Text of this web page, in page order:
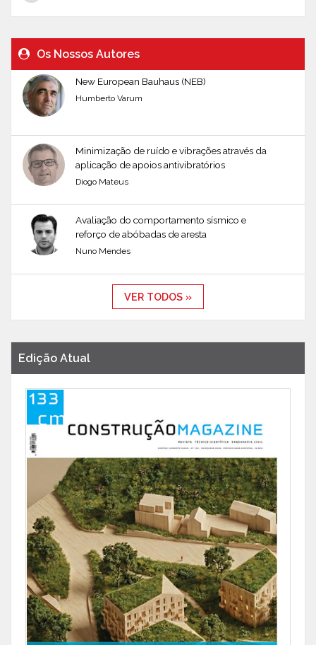
Os Nossos Autores
New European Bauhaus (NEB)
Humberto Varum
Minimização de ruído e vibrações através da
aplicação de apoios antivibratórios
Diogo Mateus
Avaliação do comportamento sísmico e
reforço de abóbadas de aresta
Nuno Mendes
VER TODOS »
Edição Atual